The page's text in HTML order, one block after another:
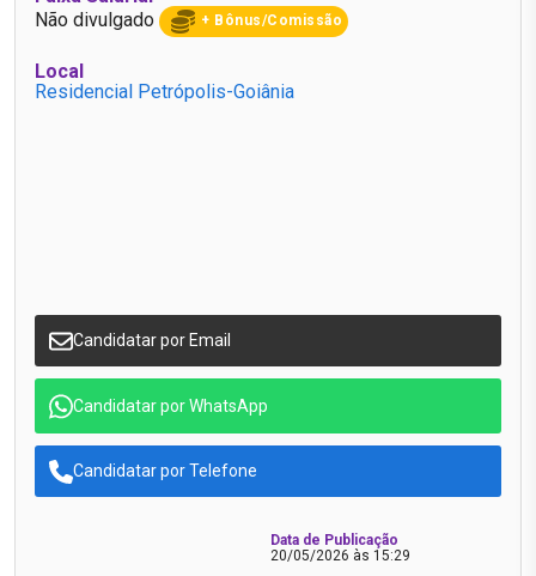
Não divulgado
+ Bônus/Comissão
Local
Residencial Petrópolis-Goiânia
Candidatar por Email
Candidatar por WhatsApp
Candidatar por Telefone
Data de Publicação
20/05/2026 às 15:29